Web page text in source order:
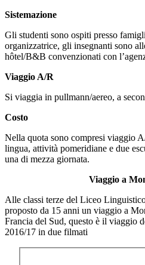
Sistemazione
Gli studenti sono ospiti presso
organizzatrice, gli insegnanti sono
hôtel/B&B convenzionati con
Viaggio A/R
Si viaggia in pullmann/aereo, a
Costo
Nella quota sono compresi viaggio
lingua, attività pomeridiane e due
una di mezza giornata.
Viaggio a
Alle classi terze del Liceo
proposto da 15 anni un viaggio a
Francia del Sud, questo è il viaggio
2016/17 in due filmati